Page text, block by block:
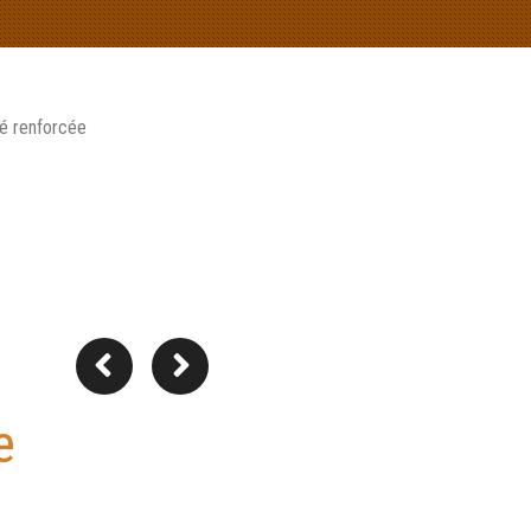
renforcée